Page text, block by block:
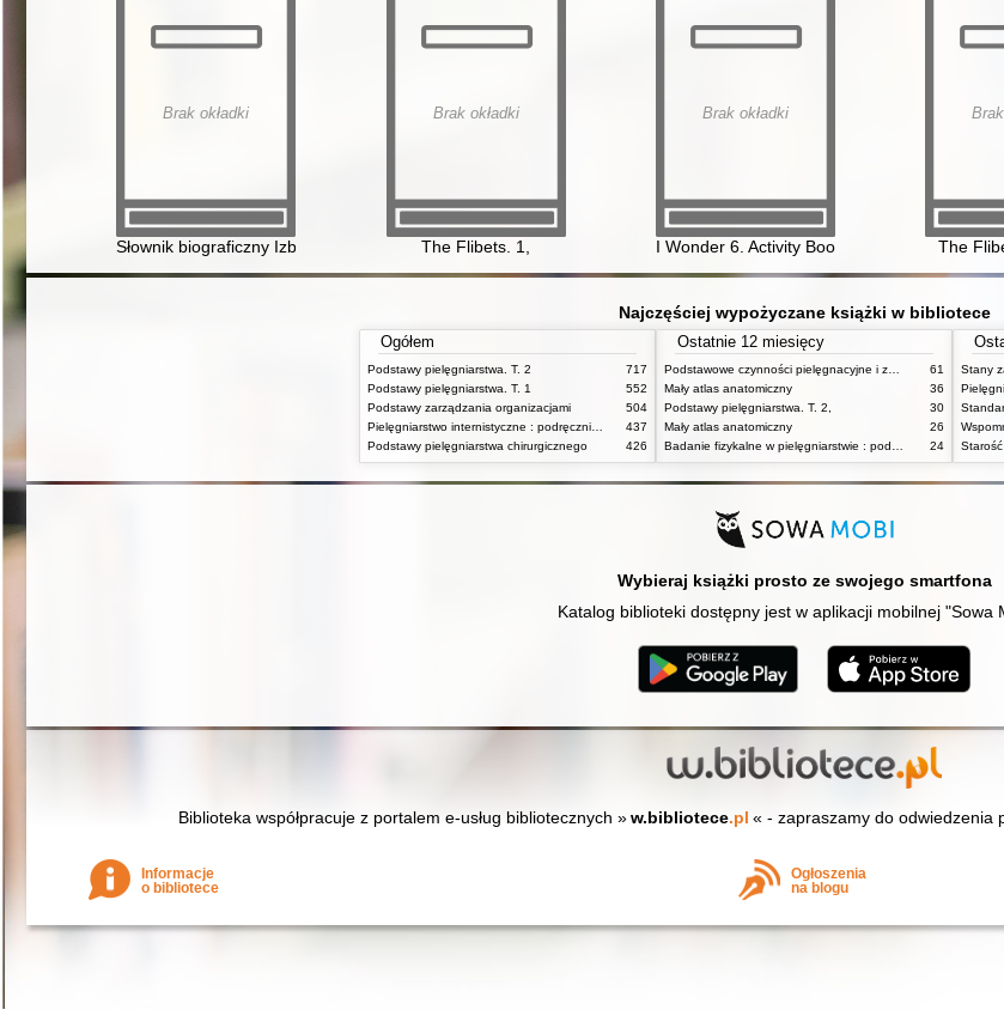
Brak okładki
Słownik biograficzny Izby Adwokackiej w Rzeszowie
Brak okładki
The Flibets. 1,
Brak okładki
I Wonder 6. Activity Book The
Najczęściej wypożyczane książki w bibliotece
Ogółem
Podstawy pielęgniarstwa. T. 2
717
Podstawy pielęgniarstwa. T. 1
552
Podstawy zarządzania organizacjami
504
437
Podstawy pielęgniarstwa chirurgicznego
426
Ostatnie 12 miesięcy
61
Mały atlas anatomiczny
36
Podstawy pielęgniarstwa. T. 2,
30
Mały atlas anatomiczny
26
24
Wybieraj książki prosto ze swojego smartfona
Katalog biblioteki dostępny jest w aplikacji mobilnej "Sowa
Biblioteka współpracuje z portalem e-usług bibliotecznych » w.bibliotece.pl « - zapraszamy do odwiedzenia
Informacje
o bibliotece
Ogłoszenia
na blogu